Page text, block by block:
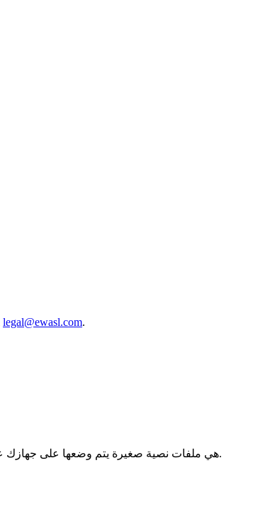
legal@ewasl.com.
ملفات الارتباط (Cookies) هي ملفات نصية صغيرة يتم وضعها على جهازك عند زيارة موقعنا الإلكتروني. تُستخدم على نطاق واسع لجعلمواقع الويب تعمل بكفاءة أكبر وتوفير المعلومات لأصحاب المواقع.